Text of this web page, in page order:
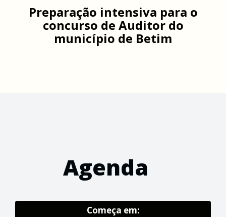
Preparação intensiva para o
concurso de Auditor do
município de Betim
Agenda
Começa em: